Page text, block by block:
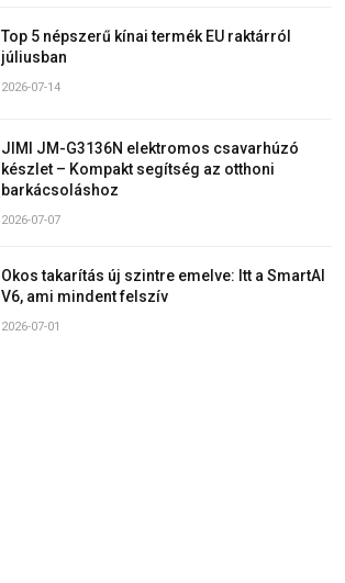
Top 5 népszerű kínai termék EU raktárról
júliusban
2026-07-14
JIMI JM-G3136N elektromos csavarhúzó
készlet – Kompakt segítség az otthoni
barkácsoláshoz
2026-07-07
Okos takarítás új szintre emelve: Itt a SmartAI
V6, ami mindent felszív
2026-07-01